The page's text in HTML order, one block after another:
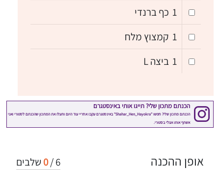
1 כף ברנדי
1 קמצוץ מלח
1 ביצה L
6
/
0 שלבים אופן ההכנה